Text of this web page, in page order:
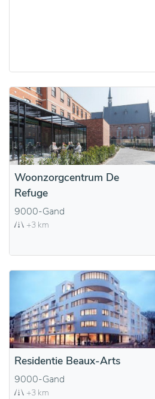
Woonzorgcentrum De
Refuge
9000-Gand
+3 km
Residentie Beaux-Arts
9000-Gand
+3 km